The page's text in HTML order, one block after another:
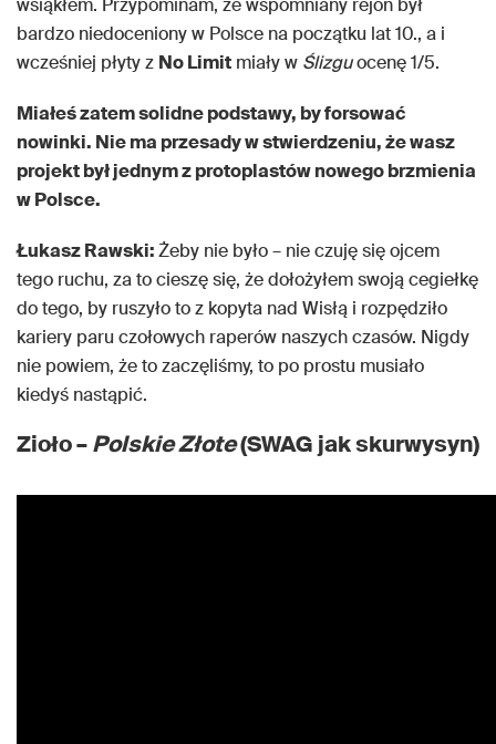
wsiąkłem. Przypominam, że wspomniany rejon był
bardzo niedoceniony w Polsce na początku lat 10., a i
wcześniej płyty z No Limit miały w Ślizguocenę 1/5.
Miałeś zatem solidne podstawy, by forsować
nowinki. Nie ma przesady w stwierdzeniu, że wasz
projekt był jednym z protoplastów nowego brzmienia
w Polsce.
Łukasz Rawski:Żeby nie było – nie czuję się ojcem
tego ruchu, za to cieszę się, że dołożyłem swoją cegiełkę
do tego, by ruszyło to z kopyta nad Wisłą i rozpędziło
kariery paru czołowych raperów naszych czasów. Nigdy
nie powiem, że to zaczęliśmy, to po prostu musiało
kiedyś nastąpić.
Zioło –Polskie Złote(SWAG jak skurwysyn)